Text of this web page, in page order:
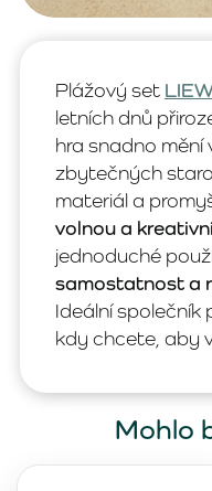
Plážový set
letních dnů
hra snadno mění
zbytečných
materiál a
volnou a
jednoduché
samostatnost a
Ideální společník
kdy chcete, aby
Mohlo